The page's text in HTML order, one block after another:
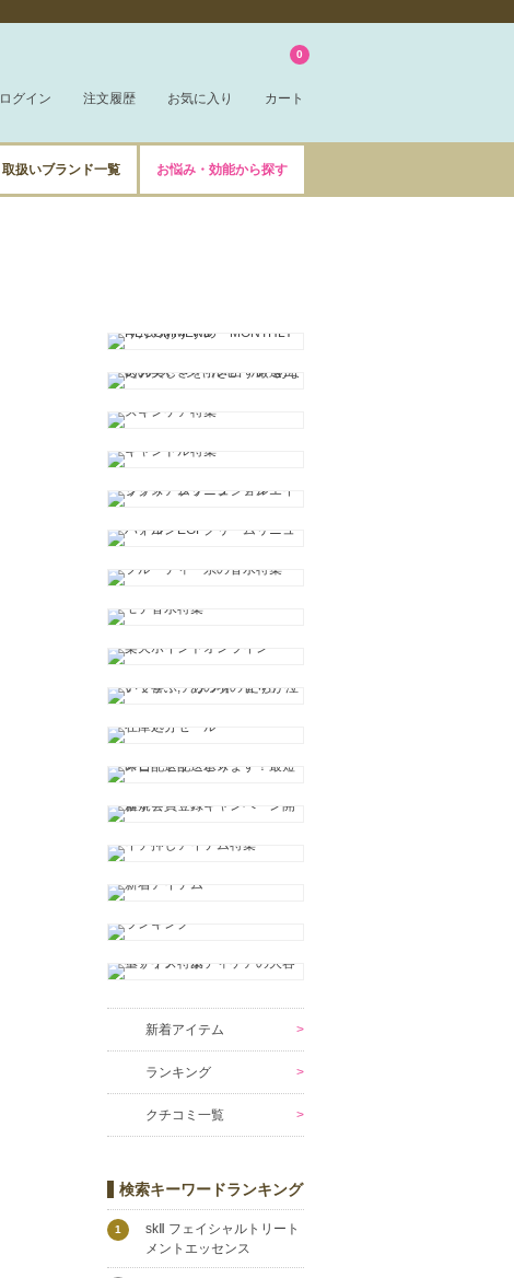
ログイン 注文履歴 お気に入り カート
0
取扱いブランド一覧 お悩み・効能から探す
新着アイテム
ランキング
クチコミ一覧
検索キーワードランキング
1
skⅡ フェイシャルトリート
メントエッセンス